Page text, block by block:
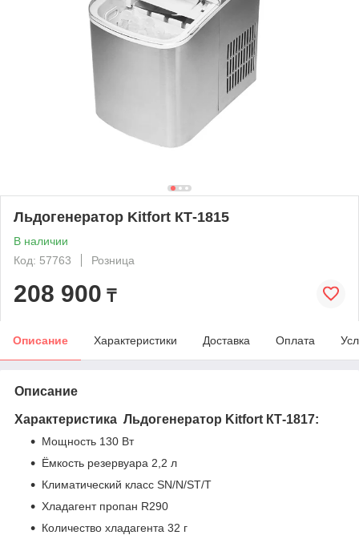
Льдогенератор Kitfort КТ-1815
В наличии
Код: 57763
Розница
208 900 ₸
Описание Характеристики Доставка Оплата
Описание
Характеристика Льдогенератор Kitfort КТ-1817:
Мощность 130 Вт
Ёмкость резервуара 2,2 л
Климатический класс SN/N/ST/T
Хладагент пропан R290
Количество хладагента 32 г